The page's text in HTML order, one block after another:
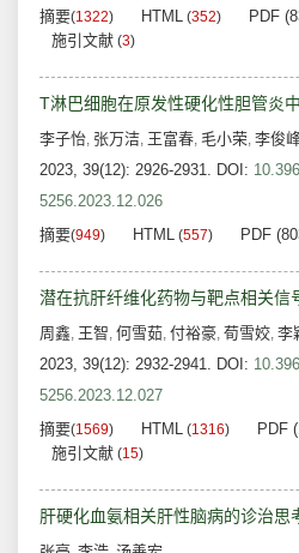
摘要(1322) HTML (352) PDF
施引文献 (3)
T淋巴细胞在原发性硬化性胆管炎
李子怡, 张万洁, 王富春, 毛小荣, 李俊
2023, 39(12): 2926-2931. DOI:
5256.2023.12.026
摘要(949) HTML (557) PDF
潜在抗肝纤维化药物与靶点相关信
周鑫, 王智, 何雪茹, 付裕豪, 荀雪姣, 李
2023, 39(12): 2932-2941. DOI:
5256.2023.12.027
摘要(1569) HTML (1316) PDF
施引文献 (15)
肝硬化血氨相关肝性脑病的诊治思